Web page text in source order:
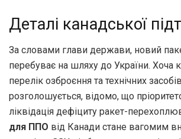
Деталі канадської
За словами глави держави, новий
перебуває на шляху до України. Хоча
перелік озброєння та технічних
розголошується, відомо, що
ліквідація дефіциту ракет-
для ППО від Канади стане вагомим